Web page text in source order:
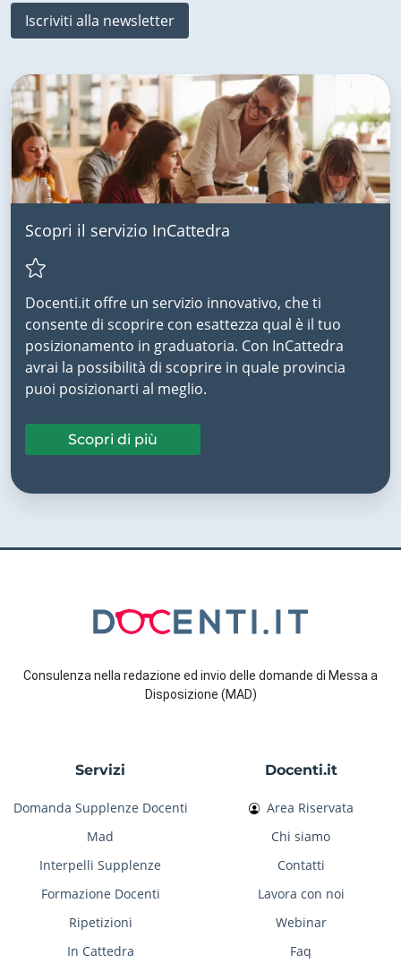
Iscriviti alla newsletter
Scopri il servizio InCattedra
Docenti.it offre un servizio innovativo, che ti
consente di scoprire con esattezza qual è il tuo
posizionamento in graduatoria. Con InCattedra
avrai la possibilità di scoprire in quale provincia
puoi posizionarti al meglio.
Scopri di più
Consulenza nella redazione ed invio delle domande di Messa a
Disposizione (MAD)
Servizi
Domanda Supplenze Docenti
Mad
Interpelli Supplenze
Formazione Docenti
Ripetizioni
In Cattedra
Docenti.it
Area Riservata
Chi siamo
Contatti
Lavora con noi
Webinar
Faq